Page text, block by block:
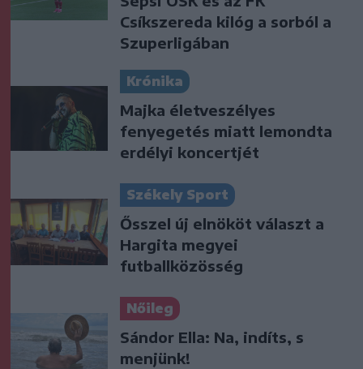
Csíkszereda kilóg a sorból a
Szuperligában
Krónika
Majka életveszélyes
fenyegetés miatt lemondta
erdélyi koncertjét
Székely Sport
Ősszel új elnököt választ a
Hargita megyei
futballközösség
Nőileg
Sándor Ella: Na, indíts, s
menjünk!